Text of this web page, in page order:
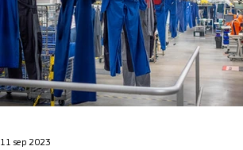
11 sep 2023